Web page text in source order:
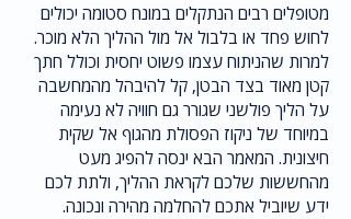
מטופלים רבים הנתקלים במונח סטומה יכולים
לחוש פחד או בלבול אל מול ההליך הלא מוכר.
למרות שהניתוח עצמו פשוט יחסית וכולל חתך
קטן מאוד בצד הבטן, קל להיבהל מהמחשבה
על הליך פולשני שגורר גם חוויה לא נעימה
במיוחד של ניקוז הפסולת מהגוף אל שקית
חיצונית. המאמר הבא ינסה להפיג מעט
מהחששות שלכם לקראת ההליך, ולתת לכם
ידע שיוביל אתכם להחלמה מהירה ונכונה.